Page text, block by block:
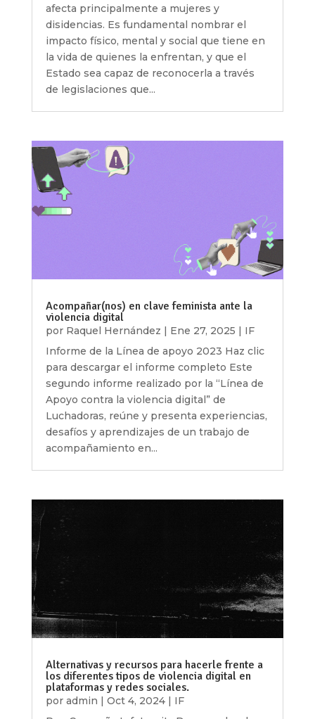
afecta principalmente a mujeres y
disidencias. Es fundamental nombrar el
impacto físico, mental y social que tiene en
la vida de quienes la enfrentan, y que el
Estado sea capaz de reconocerla a través
de legislaciones que...
Acompañar(nos) en clave feminista ante la
violencia digital
por Raquel Hernández | Ene 27, 2025 | IF
Informe de la Línea de apoyo 2023 Haz clic
para descargar el informe completo Este
segundo informe realizado por la “Línea de
Apoyo contra la violencia digital” de
Luchadoras, reúne y presenta experiencias,
desafíos y aprendizajes de un trabajo de
acompañamiento en...
Alternativas y recursos para hacerle frente a
los diferentes tipos de violencia digital en
plataformas y redes sociales.
por admin | Oct 4, 2024| IF